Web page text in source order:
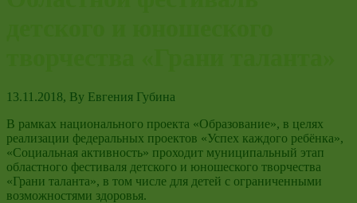
13.11.2018, By Евгения Губина
В рамках национального проекта «Образование», в целях
реализации федеральных проектов «Успех каждого ребёнка»,
«Социальная активность» проходит муниципальный этап
областного фестиваля детского и юношеского творчества
«Грани таланта», в том числе для детей с ограниченными
возможностями здоровья.